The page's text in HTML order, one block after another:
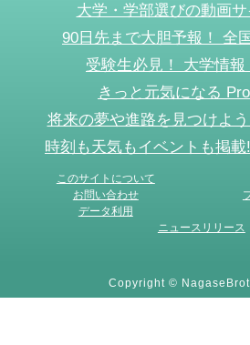
大学・学部選びの動画
90日先まで大胆予報！ 全
受験生必見！ 大学情報
きっと元気になる
将来の夢や進路を見つけよ
時刻も天気もイベントも掲
このサイトについて
お問い合わせ
データ利用
ニュースリリース
Copyright ©